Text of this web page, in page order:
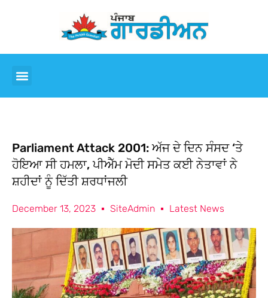
Parliament Attack 2001: ਅੱਜ ਦੇ ਦਿਨ ਸੰਸਦ ‘ਤੇ
ਹੋਇਆ ਸੀ ਹਮਲਾ, ਪੀਐੱਮ ਮੋਦੀ ਸਮੇਤ ਕਈ ਨੇਤਾਵਾਂ ਨੇ
ਸ਼ਹੀਦਾਂ ਨੂੰ ਦਿੱਤੀ ਸ਼ਰਧਾਂਜਲੀ
December 13, 2023 SiteAdmin Latest News